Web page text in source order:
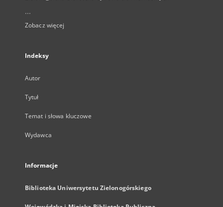
...
Zobacz więcej
Indeksy
Autor
Tytuł
Temat i słowa kluczowe
Wydawca
Informacje
Biblioteka Uniwersytetu Zielonogórskiego